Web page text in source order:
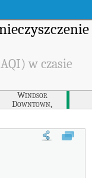
w czasie
Windsor
Downtown,
Ontario
Ontario Wskaźnik